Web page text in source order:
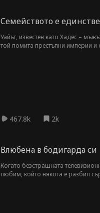
Семейството е
Уайът, известен като Хадес –
той помита престъпни империи и
467.8k 2k
Влюбена в бодигарда си
Когато безстрашната
любим, който някога е разбил